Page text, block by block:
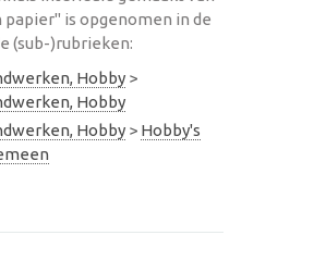
papier" is opgenomen in de
(sub-)rubrieken:
Hobby >
Hobby
Hobby > Hobby's